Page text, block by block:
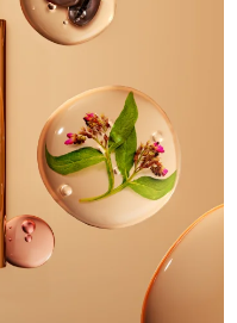
Livraison estimée
Livraison estimée8/14/26
Livraison estimée8/15/26